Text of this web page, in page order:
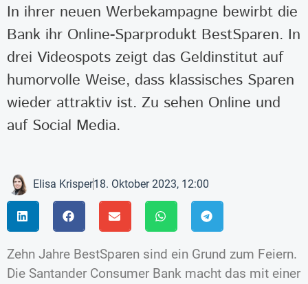
In ihrer neuen Werbekampagne bewirbt die
Bank ihr Online-Sparprodukt BestSparen. In
drei Videospots zeigt das Geldinstitut auf
humorvolle Weise, dass klassisches Sparen
wieder attraktiv ist. Zu sehen Online und
auf Social Media.
Elisa Krisper18. Oktober 2023, 12:00
Zehn Jahre BestSparen sind ein Grund zum Feiern.
Die Santander Consumer Bank macht das mit einer